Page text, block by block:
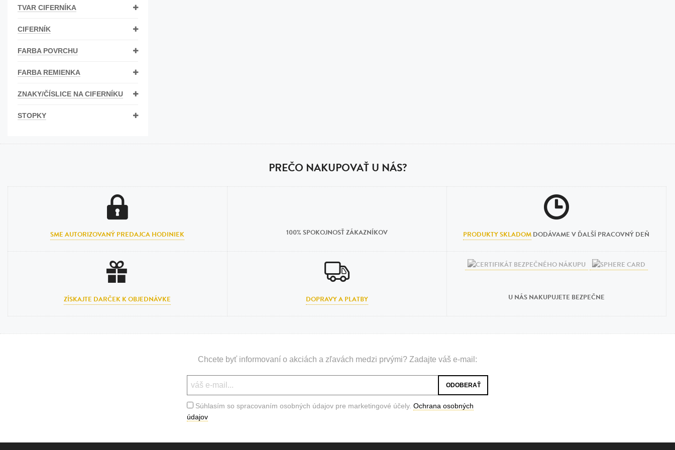
TVAR CIFERNÍKA
CIFERNÍK
FARBA POVRCHU
FARBA REMIENKA
ZNAKY/ČÍSLICE NA CIFERNÍKU
STOPKY
PREČO NAKUPOVAŤ U NÁS?
SME AUTORIZOVANÝ PREDAJCA HODINIEK 100% SPOKOJNOSŤ ZÁKAZNÍKOV PRODUKTY SKLADOM DODÁVAME V ĎALŠÍ PRACOVNÝ DEŇ
ZÍSKAJTE DARČEK K OBJEDNÁVKE DOPRAVY A PLATBY U NÁS NAKUPUJETE BEZPEČNE
Chcete byť informovaní o akciách a zľavách medzi prvými? Zadajte váš e-mail:
Súhlasím so spracovaním osobných údajov pre marketingové účely. Ochrana osobných
údajov